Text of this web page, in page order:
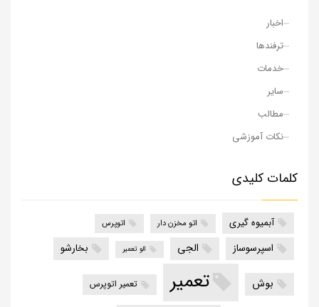
اخبار
ترفندها
خدمات
سایر
مطالب
نکات آموزشی
کلمات کلیدی
آبمیوه گیری اتو مخزن دار اتوپرس
اسپرسوساز الجی الو تعمیر بخارشو
بوش تعمیر تعمیر اتوپرس